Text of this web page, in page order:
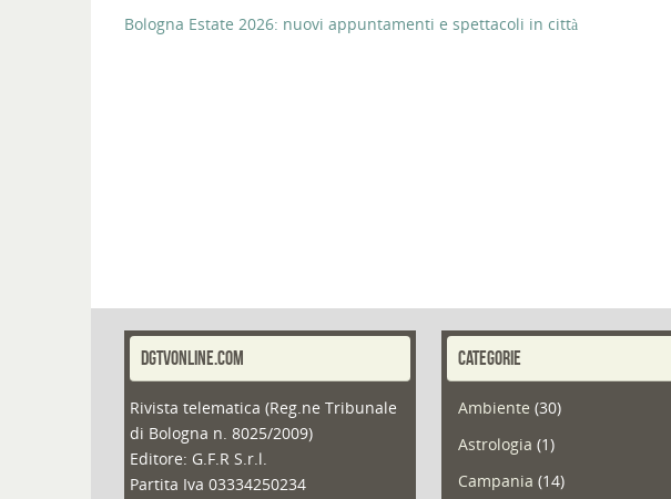
Bologna Estate 2026: nuovi appuntamenti e spettacoli in città
DGTVONLINE.COM
Rivista telematica (Reg.ne Tribunale
di Bologna n. 8025/2009)
Editore: G.F.R S.r.l.
Partita Iva 03334250234
CATEGORIE
Ambiente (30)
Astrologia (1)
Campania (14)